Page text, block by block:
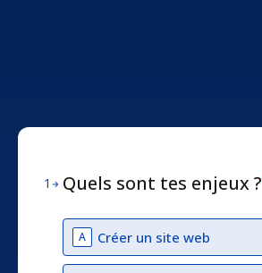
1 Quels sont tes enjeux ?
A Créer un site web